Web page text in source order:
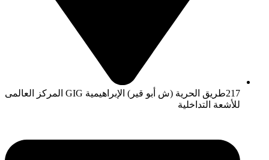
217طريق الحرية (ش أبو قير) الإبراهيمية GIG المركز العالمى
للأشعة التداخلية